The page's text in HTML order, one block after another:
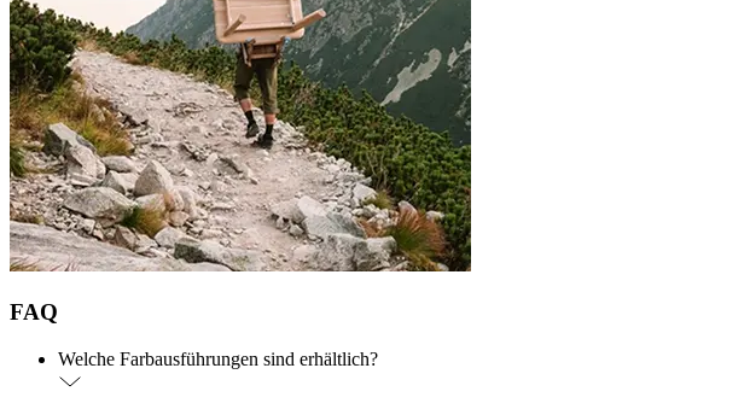
FAQ
Welche Farbausführungen sind erhältlich?